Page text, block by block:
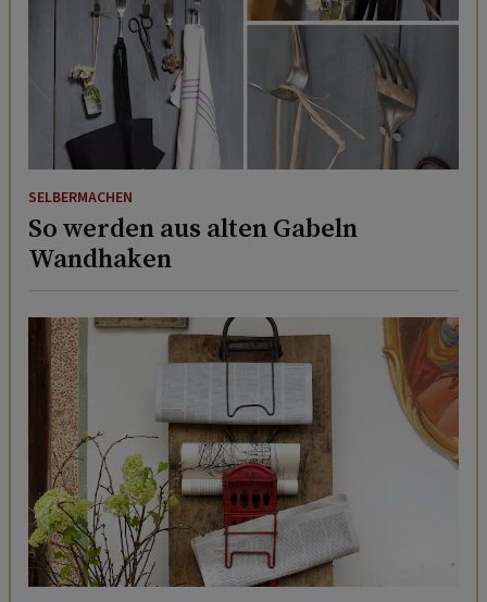
SELBERMACHEN
So werden aus alten Gabeln
Wandhaken